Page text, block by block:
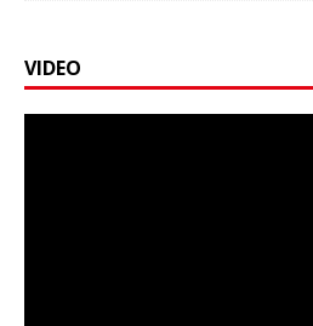
VIDEO